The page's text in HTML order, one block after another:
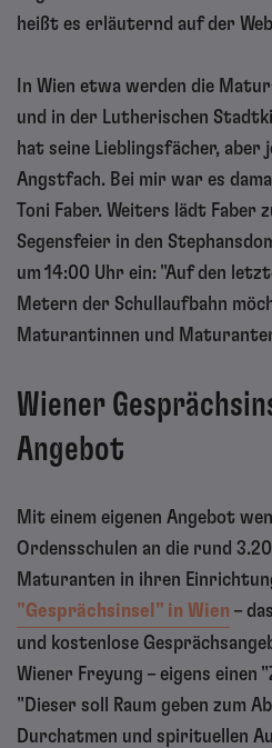
heißt es erläuternd auf der
In Wien etwa werden die
und in der Lutherischen
hat seine Lieblingsfächer, aber
Angstfach. Bei mir war es
Toni Faber. Weiters lädt Faber
Segensfeier in den
um 14:00 Uhr ein: "Auf den
Metern der Schullaufbahn
Maturantinnen und
Wiener
Angebot
Mit einem eigenen Angebot
Ordensschulen an die rund
Maturanten in ihren
"Gesprächsinsel" in Wien –
und kostenlose
Wiener Freyung – eigens
"Dieser soll Raum geben zum
Durchatmen und spirituellen